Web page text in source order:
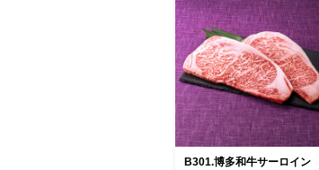
B301.博多和牛サーロイン